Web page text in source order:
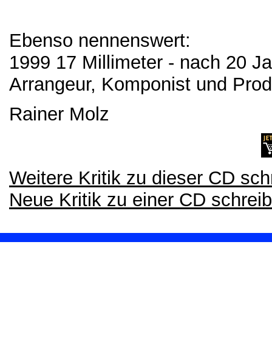
Ebenso nennenswert:
1999 17 Millimeter - nach 20
Arrangeur, Komponist und
Rainer Molz
Weitere Kritik zu dieser CD
Neue Kritik zu einer CD